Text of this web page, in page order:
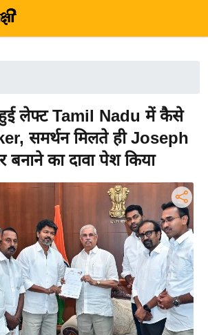
लेफ्ट Tamil Nadu में कैसे
समर्थन मिलते ही Joseph
का दावा पेश किया